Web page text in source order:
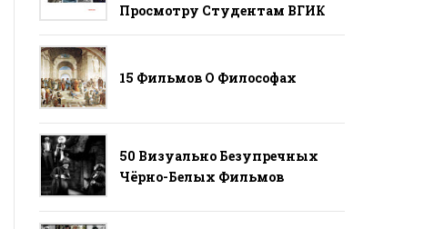
Просмотру Студентам ВГИК
15 Фильмов О Философах
50 Визуально Безупречных
Чёрно-Белых Фильмов